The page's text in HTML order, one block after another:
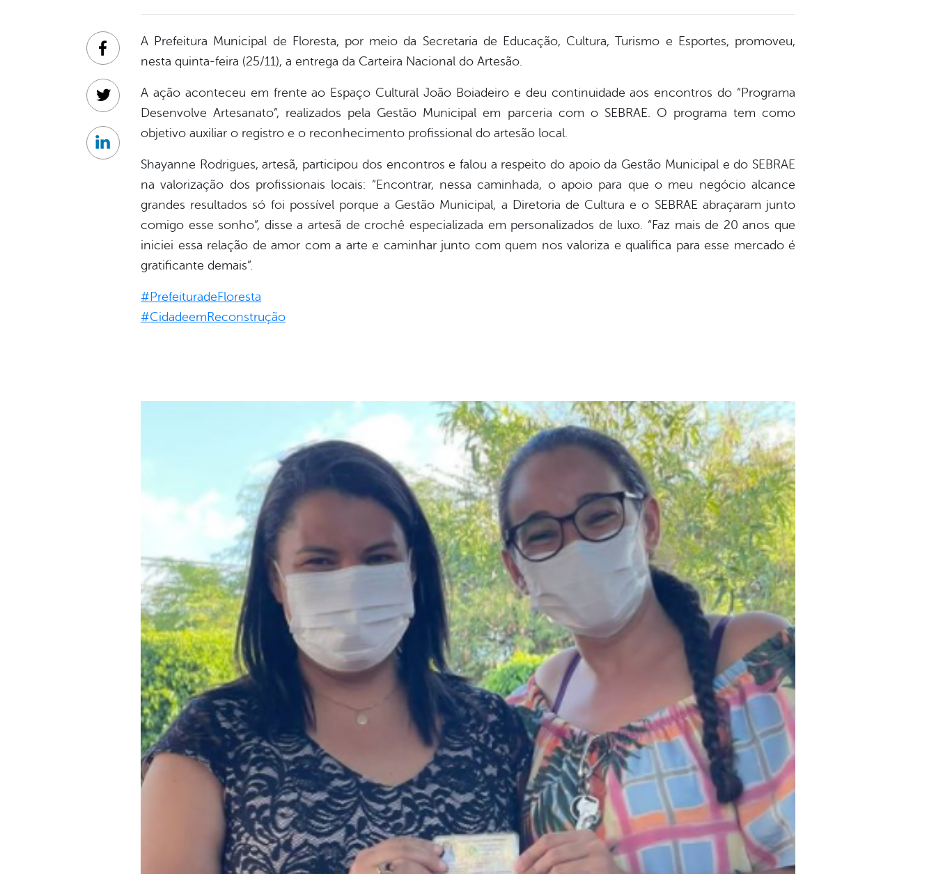
A Prefeitura Municipal de Floresta, por meio da Secretaria de Educação, Cultura, Turismo e Esportes, promoveu,
nesta quinta-feira (25/11), a entrega da Carteira Nacional do Artesão.
A ação aconteceu em frente ao Espaço Cultural João Boiadeiro e deu continuidade aos encontros do “Programa
Desenvolve Artesanato”, realizados pela Gestão Municipal em parceria com o SEBRAE. O programa tem como
objetivo auxiliar o registro e o reconhecimento profissional do artesão local.
Shayanne Rodrigues, artesã, participou dos encontros e falou a respeito do apoio da Gestão Municipal e do SEBRAE
na valorização dos profissionais locais: “Encontrar, nessa caminhada, o apoio para que o meu negócio alcance
grandes resultados só foi possível porque a Gestão Municipal, a Diretoria de Cultura e o SEBRAE abraçaram junto
comigo esse sonho”, disse a artesã de crochê especializada em personalizados de luxo. “Faz mais de 20 anos que
iniciei essa relação de amor com a arte e caminhar junto com quem nos valoriza e qualifica para esse mercado é
gratificante demais”.
#PrefeituradeFloresta
#CidadeemReconstrução
Facebook
Twitter
Linkedin